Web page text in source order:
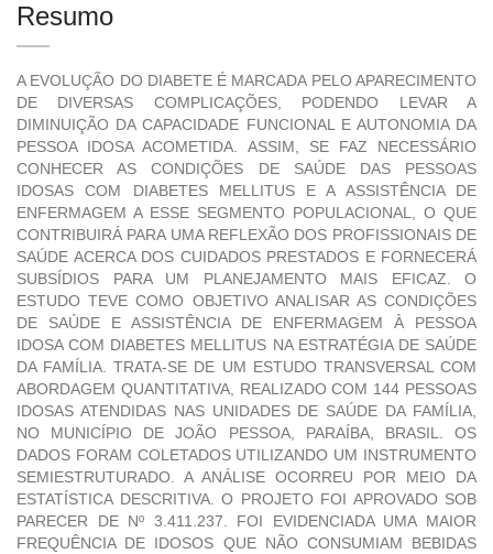
Resumo
A EVOLUÇÃO DO DIABETE É MARCADA PELO APARECIMENTO
DE DIVERSAS COMPLICAÇÕES, PODENDO LEVAR A
DIMINUIÇÃO DA CAPACIDADE FUNCIONAL E AUTONOMIA DA
PESSOA IDOSA ACOMETIDA. ASSIM, SE FAZ NECESSÁRIO
CONHECER AS CONDIÇÕES DE SAÚDE DAS PESSOAS
IDOSAS COM DIABETES MELLITUS E A ASSISTÊNCIA DE
ENFERMAGEM A ESSE SEGMENTO POPULACIONAL, O QUE
CONTRIBUIRÁ PARA UMA REFLEXÃO DOS PROFISSIONAIS DE
SAÚDE ACERCA DOS CUIDADOS PRESTADOS E FORNECERÁ
SUBSÍDIOS PARA UM PLANEJAMENTO MAIS EFICAZ. O
ESTUDO TEVE COMO OBJETIVO ANALISAR AS CONDIÇÕES
DE SAÚDE E ASSISTÊNCIA DE ENFERMAGEM À PESSOA
IDOSA COM DIABETES MELLITUS NA ESTRATÉGIA DE SAÚDE
DA FAMÍLIA. TRATA-SE DE UM ESTUDO TRANSVERSAL COM
ABORDAGEM QUANTITATIVA, REALIZADO COM 144 PESSOAS
IDOSAS ATENDIDAS NAS UNIDADES DE SAÚDE DA FAMÍLIA,
NO MUNICÍPIO DE JOÃO PESSOA, PARAÍBA, BRASIL. OS
DADOS FORAM COLETADOS UTILIZANDO UM INSTRUMENTO
SEMIESTRUTURADO. A ANÁLISE OCORREU POR MEIO DA
ESTATÍSTICA DESCRITIVA. O PROJETO FOI APROVADO SOB
PARECER DE Nº 3.411.237. FOI EVIDENCIADA UMA MAIOR
FREQUÊNCIA DE IDOSOS QUE NÃO CONSUMIAM BEBIDAS